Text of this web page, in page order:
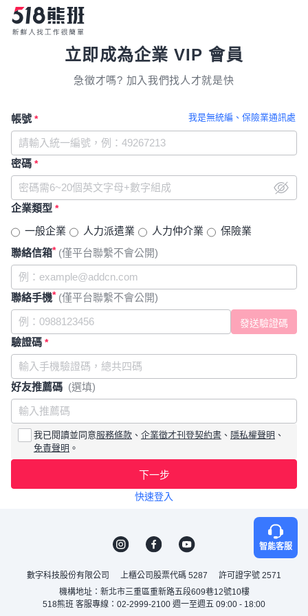
立即成為企業 VIP 會員
急徵才嗎? 加入我們找人才就是快
我是無統編、保險業通訊處
帳號 *
密碼 *
企業類型 *
一般企業 人力派遣業 人力仲介業
保險業
聯絡信箱* (僅平台聯繫不會公開)
聯絡手機* (僅平台聯繫不會公開)
驗證碼 *
好友推薦碼 (選填)
我已閱讀並同意服務條款 、 企業徵才刊登契約書 、 隱私權聲明 、
免責聲明 。
下一步
快速登入
智能客服
數字科技股份有限公司 上櫃公司股票代碼 5287
許可證字號 2571
機構地址：新北市三重區重新路五段609巷12號10樓
518熊班 客服專線：02-2999-2100 週一至週五 09:00 - 18:00